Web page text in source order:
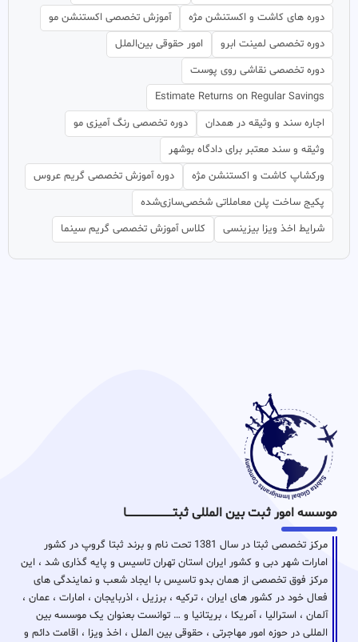
دوره های کاشت و اکستنشن مژه
آموزش تخصصی اکستنشن مو
دوره تخصصی لمینت ابرو
امور حقوقی بین‌الملل
دوره تخصصی نقاشی روی پوست
Estimate Returns on Regular Savings
اجاره سند و وثیقه در همدان
دوره تخصصی رنگ آمیزی مو
وثیقه و سند معتبر برای دادگاه بوشهر
ورکشاپ کاشت و اکستنشن مژه
دوره آموزش تخصصی گریم عروس
پکیج ساخت پلن معاملاتی شخصی‌سازی‌شده
شرایط اخذ ویزا بیزینسی
کلاس آموزش تخصصی گریم سینما
موسسه امور ثبت بین المللی ثبتـــــــــــــــــــــــــــــا
مرکز تخصصی ثبتا در سال 1381 تحت نام و برند ثبتا گروپ در کشور
امارات شهر دبی و کشور ایران استان تهران تاسیس و پایه گذاری شد ، این
مرکز فوق تخصصی از همان بدو تاسیس با ایجاد شعب و نمایندگی های
فعال خود در کشور های ایران ، ترکیه ، برزیل ، اذربایجان ، امارات ، عمان ،
آلمان ، استرالیا ، آمریکا ، بریتانیا و … توانست بعنوان یک موسسه بین
المللی در حوزه امور مهاجرتی ، حقوقی بین الملل ، اخذ ویزا ، اقامت دائم و